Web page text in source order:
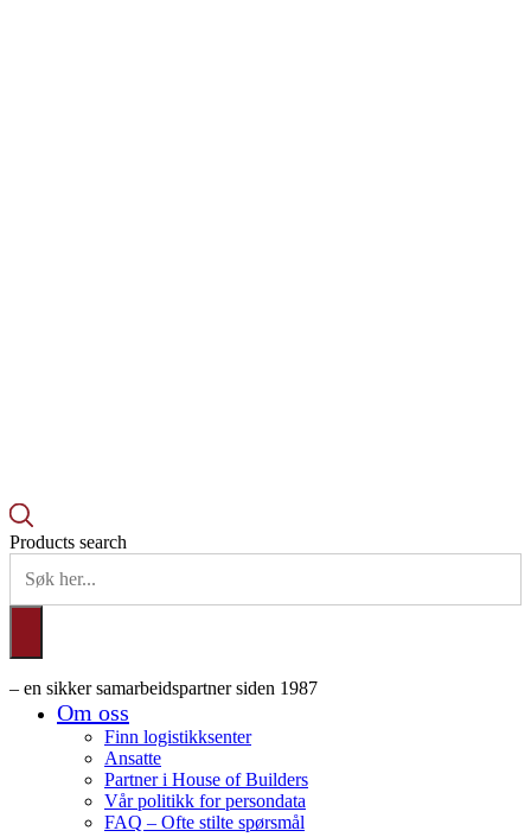
Products search
– en sikker samarbeidspartner siden 1987
Om oss
Finn logistikksenter
Ansatte
Partner i House of Builders
Vår politikk for persondata
FAQ – Ofte stilte spørsmål